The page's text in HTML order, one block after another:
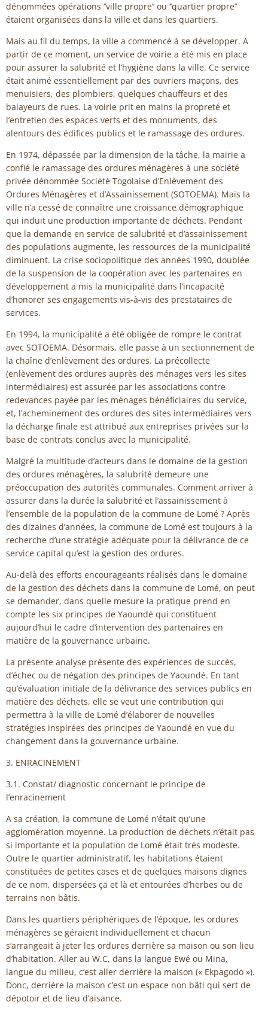
dénommées opérations ‘’ville propre’’ ou ‘’quartier propre’’
étaient organisées dans la ville et dans les quartiers.
Mais au fil du temps, la ville a commencé à se développer. A
partir de ce moment, un service de voirie a été mis en place
pour assurer la salubrité et l’hygiène dans la ville. Ce service
était animé essentiellement par des ouvriers maçons, des
menuisiers, des plombiers, quelques chauffeurs et des
balayeurs de rues. La voirie prit en mains la propreté et
l’entretien des espaces verts et des monuments, des
alentours des édifices publics et le ramassage des ordures.
En 1974, dépassée par la dimension de la tâche, la mairie a
confié le ramassage des ordures ménagères à une société
privée dénommée Société Togolaise d’Enlèvement des
Ordures Ménagères et d’Assainissement (SOTOEMA). Mais la
ville n’a cessé de connaître une croissance démographique
qui induit une production importante de déchets. Pendant
que la demande en service de salubrité et d’assainissement
des populations augmente, les ressources de la municipalité
diminuent. La crise sociopolitique des années 1990, doublée
de la suspension de la coopération avec les partenaires en
développement a mis la municipalité dans l’incapacité
d’honorer ses engagements vis-à-vis des prestataires de
services.
En 1994, la municipalité a été obligée de rompre le contrat
avec SOTOEMA. Désormais, elle passe à un sectionnement de
la chaîne d’enlèvement des ordures. La précollecte
(enlèvement des ordures auprès des ménages vers les sites
intermédiaires) est assurée par les associations contre
redevances payée par les ménages bénéficiaires du service,
et, l’acheminement des ordures des sites intermédiaires vers
la décharge finale est attribué aux entreprises privées sur la
base de contrats conclus avec la municipalité.
Malgré la multitude d’acteurs dans le domaine de la gestion
des ordures ménagères, la salubrité demeure une
préoccupation des autorités communales. Comment arriver à
assurer dans la durée la salubrité et l’assainissement à
l’ensemble de la population de la commune de Lomé ? Après
des dizaines d’années, la commune de Lomé est toujours à la
recherche d’une stratégie adéquate pour la délivrance de ce
service capital qu’est la gestion des ordures.
Au-delà des efforts encourageants réalisés dans le domaine
de la gestion des déchets dans la commune de Lomé, on peut
se demander, dans quelle mesure la pratique prend en
compte les six principes de Yaoundé qui constituent
aujourd’hui le cadre d‘intervention des partenaires en
matière de la gouvernance urbaine.
La présente analyse présente des expériences de succès,
d’échec ou de négation des principes de Yaoundé. En tant
qu’évaluation initiale de la délivrance des services publics en
matière des déchets, elle se veut une contribution qui
permettra à la ville de Lomé d’élaborer de nouvelles
stratégies inspirées des principes de Yaoundé en vue du
changement dans la gouvernance urbaine.
3. ENRACINEMENT
3.1. Constat/ diagnostic concernant le principe de
l’enracinement
A sa création, la commune de Lomé n’était qu’une
agglomération moyenne. La production de déchets n’était pas
si importante et la population de Lomé était très modeste.
Outre le quartier administratif, les habitations étaient
constituées de petites cases et de quelques maisons dignes
de ce nom, dispersées ça et là et entourées d’herbes ou de
terrains non bâtis.
Dans les quartiers périphériques de l’époque, les ordures
ménagères se géraient individuellement et chacun
s’arrangeait à jeter les ordures derrière sa maison ou son lieu
d’habitation. Aller au W.C, dans la langue Ewé ou Mina,
langue du milieu, c’est aller derrière la maison (« Ekpagodo »).
Donc, derrière la maison c’est un espace non bâti qui sert de
dépotoir et de lieu d’aisance.